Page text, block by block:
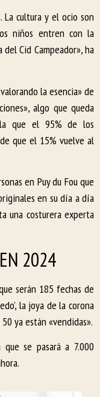
La cultura y el ocio son
niños entren con la
Cid Campeador», ha
la esencia» de
algo que queda
que el 95% de los
que el 15% vuelve al
en Puy du Fou que
en su día a día
una costurera experta
2024
serán 185 fechas de
la joya de la corona
ya están «vendidas».
se pasará a 7.000